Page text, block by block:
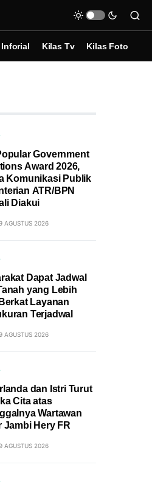
Inforial Kilas Tv Kilas Foto
Government
Award 2026,
Komunikasi Publik
ATR/BPN
Diakui
AGUSTUS 2026
Dapat Jadwal
yang Lebih
Layanan
Terjadwal
AGUSTUS 2026
dan Istri Turut
Cita atas
Wartawan
Jambi Hery FR
AGUSTUS 2026